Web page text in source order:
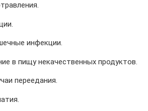
инфекции.
в пищу некачественных продуктов.
переедания.